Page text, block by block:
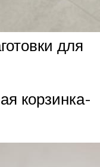
для
корзинка-